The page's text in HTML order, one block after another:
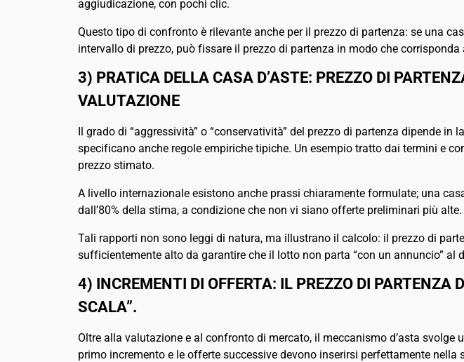
aggiudicazione, con pochi clic.
Questo tipo di confronto è rilevante anche per il prezzo di partenza: se una
intervallo di prezzo, può fissare il prezzo di partenza in modo che
3) PRATICA DELLA CASA D’ASTE: PREZZO DI
VALUTAZIONE
Il grado di “aggressività” o “conservatività” del prezzo di partenza dipende
specificano anche regole empiriche tipiche. Un esempio tratto dai termini e
prezzo stimato.
A livello internazionale esistono anche prassi chiaramente formulate; una
dall’80% della stima, a condizione che non vi siano offerte preliminari più alte.
Tali rapporti non sono leggi di natura, ma illustrano il calcolo: il prezzo di
sufficientemente alto da garantire che il lotto non parta “con un annuncio” al
4) INCREMENTI DI OFFERTA: IL PREZZO DI PARTENZA
SCALA”.
Oltre alla valutazione e al confronto di mercato, il meccanismo d’asta svolge
primo incremento e le offerte successive devono inserirsi perfettamente